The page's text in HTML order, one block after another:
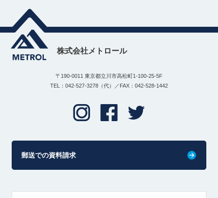
株式会社メトロール
〒190-0011 東京都立川市高松町1-100-25-5F
TEL：042-527-3278（代）／FAX：042-528-1442
郵送での資料請求